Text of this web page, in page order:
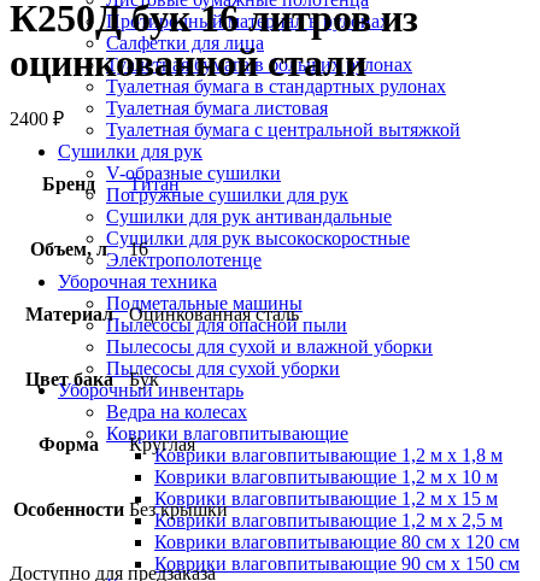
Протирочный материал в рулонах
Салфетки для лица
Туалетная бумага в больших рулонах
Туалетная бумага в стандартных рулонах
Туалетная бумага листовая
Туалетная бумага с центральной вытяжкой
Сушилки для рук
V-образные сушилки
Погружные сушилки для рук
Сушилки для рук антивандальные
Сушилки для рук высокоскоростные
Электрополотенце
Уборочная техника
Подметальные машины
Пылесосы для опасной пыли
Пылесосы для сухой и влажной уборки
Пылесосы для сухой уборки
Уборочный инвентарь
Ведра на колесах
Коврики влаговпитывающие
Коврики влаговпитывающие 1,2 м х 1,8 м
Коврики влаговпитывающие 1,2 м х 10 м
Коврики влаговпитывающие 1,2 м х 15 м
Коврики влаговпитывающие 1,2 м х 2,5 м
Коврики влаговпитывающие 80 см х 120 см
Коврики влаговпитывающие 90 см х 150 см
К250Д бук 16 литров из
оцинкованной стали
2400 ₽
Бренд Титан
Объем, л 16
Материал Оцинкованная сталь
Цвет бака Бук
Форма Круглая
Особенности Без крышки
Доступно для предзаказа